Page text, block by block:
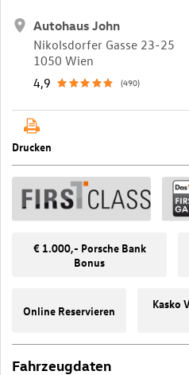
Autohaus John
Nikolsdorfer Gasse 23-25
1050 Wien
4,9
(490)
Drucken
€ 1.000,- Porsche Bank
Bonus
Online Reservieren
Kasko
Fahrzeugdaten